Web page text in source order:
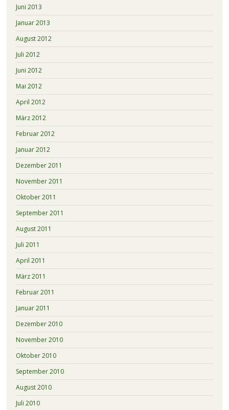
Juni 2013
Januar 2013
August 2012
Juli 2012
Juni 2012
Mai 2012
April 2012
März 2012
Februar 2012
Januar 2012
Dezember 2011
November 2011
Oktober 2011
September 2011
August 2011
Juli 2011
April 2011
März 2011
Februar 2011
Januar 2011
Dezember 2010
November 2010
Oktober 2010
September 2010
August 2010
Juli 2010